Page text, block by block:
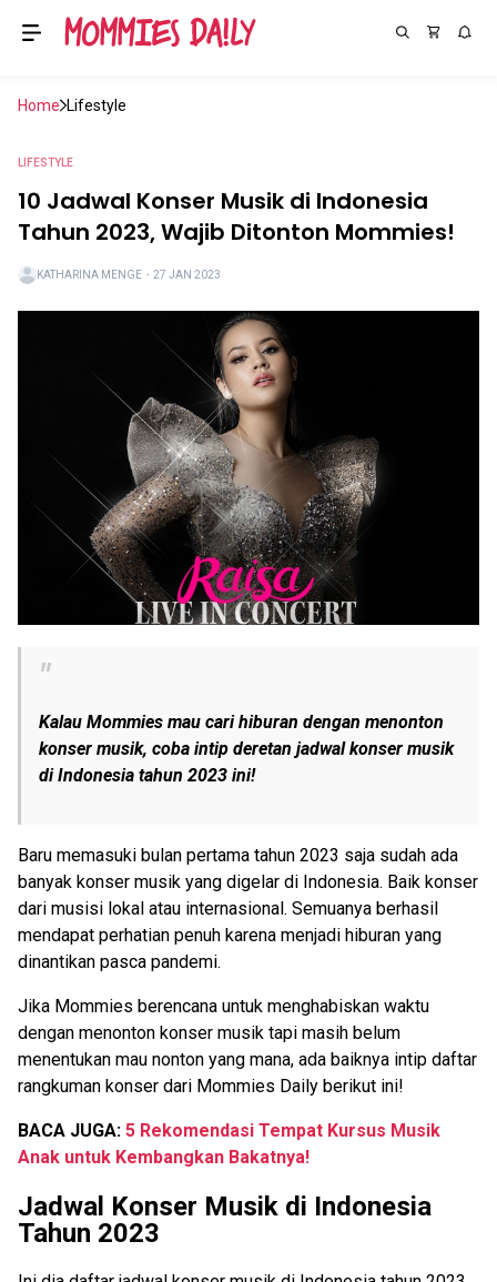
Home Lifestyle
LIFESTYLE
10 Jadwal Konser Musik di Indonesia
Tahun 2023, Wajib Ditonton Mommies!
KATHARINA MENGE ・ 27 JAN 2023
Kalau Mommies mau cari hiburan dengan menonton
konser musik, coba intip deretan jadwal konser musik
di Indonesia tahun 2023 ini!
Baru memasuki bulan pertama tahun 2023 saja sudah ada
banyak konser musik yang digelar di Indonesia. Baik konser
dari musisi lokal atau internasional. Semuanya berhasil
mendapat perhatian penuh karena menjadi hiburan yang
dinantikan pasca pandemi.
Jika Mommies berencana untuk menghabiskan waktu
dengan menonton konser musik tapi masih belum
menentukan mau nonton yang mana, ada baiknya intip daftar
rangkuman konser dari Mommies Daily berikut ini!
BACA JUGA: 5 Rekomendasi Tempat Kursus Musik
Anak untuk Kembangkan Bakatnya!
Jadwal Konser Musik di Indonesia
Tahun 2023